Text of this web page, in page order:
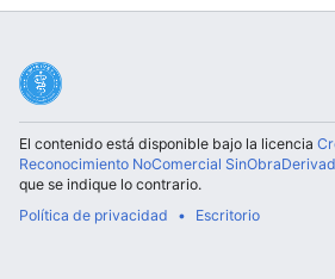
El contenido está disponible bajo la licencia
Reconocimiento NoComercial
que se indique lo contrario.
Política de privacidad
Escritorio